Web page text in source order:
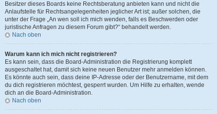
Besitzer dieses Boards keine Rechtsberatung anbieten kann und nicht die
Anlaufstelle für Rechtsangelegenheiten jeglicher Art ist; außer solchen, die
unter der Frage „An wen soll ich mich wenden, falls es Beschwerden oder
juristische Anfragen zu diesem Forum gibt?“ behandelt werden.
Nach oben
Warum kann ich mich nicht registrieren?
Es kann sein, dass die Board-Administration die Registrierung komplett
ausgeschaltet hat, damit sich keine neuen Benutzer mehr anmelden können.
Es könnte auch sein, dass deine IP-Adresse oder der Benutzername, mit dem
du dich registrieren möchtest, gesperrt wurden. Um Hilfe zu erhalten, wende
dich an die Board-Administration.
Nach oben